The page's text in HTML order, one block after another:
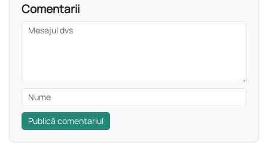
Comentarii
Publică comentariul